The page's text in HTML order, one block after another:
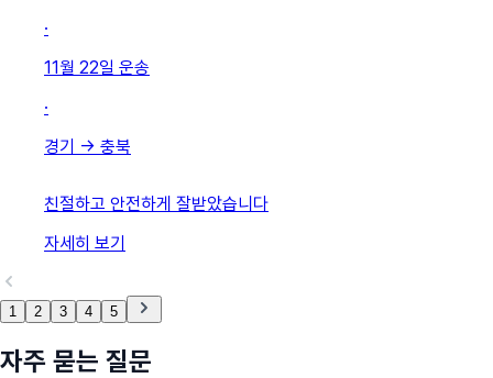
·
11월 22일 운송
·
경기 → 충북
친절하고 안전하게 잘받았습니다
자세히 보기
1 2 3 4 5
자주 묻는 질문